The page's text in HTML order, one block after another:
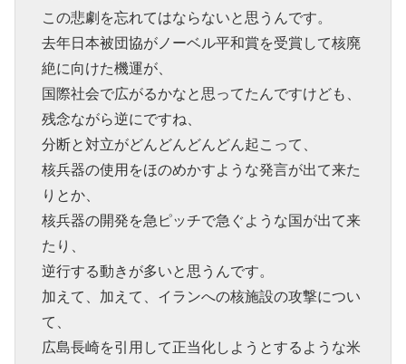
この悲劇を忘れてはならないと思うんです。
去年日本被団協がノーベル平和賞を受賞して核廃
絶に向けた機運が、
国際社会で広がるかなと思ってたんですけども、
残念ながら逆にですね、
分断と対立がどんどんどんどん起こって、
核兵器の使用をほのめかすような発言が出て来た
りとか、
核兵器の開発を急ピッチで急ぐような国が出て来
たり、
逆行する動きが多いと思うんです。
加えて、加えて、イランへの核施設の攻撃につい
て、
広島長崎を引用して正当化しようとするような米